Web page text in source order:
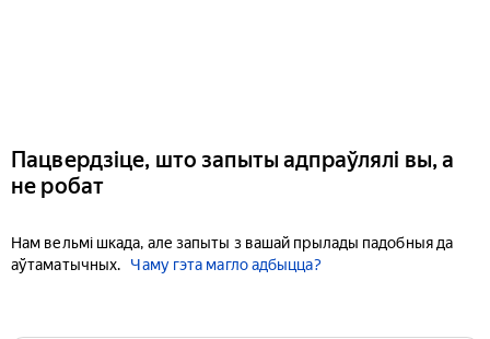
Пацвердзіце, што запыты адпраўлялі вы, а
не робат
Нам вельмі шкада, але запыты з вашай прылады падобныя да
аўтаматычных.
Чаму гэта магло адбыцца?